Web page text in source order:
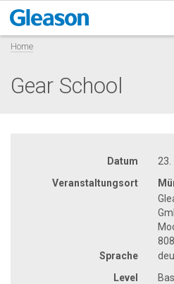
Home
Gear School
Datum
23.
Veranstaltungsort
Sprache
Level